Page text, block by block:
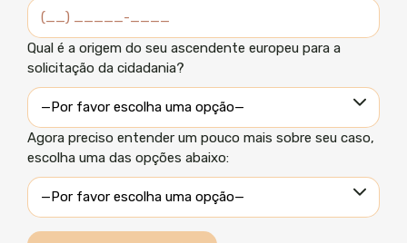
Qual é a origem do seu ascendente europeu para a
solicitação da cidadania?
Agora preciso entender um pouco mais sobre seu caso,
escolha uma das opções abaixo: